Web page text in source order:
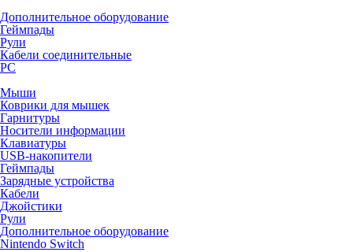
Дополнительное оборудование
Геймпады
Рули
Кабели соединительные
PC
Мыши
Коврики для мышек
Гарнитуры
Носители информации
Клавиатуры
USB-накопители
Геймпады
Зарядные устройства
Кабели
Джойстики
Рули
Дополнительное оборудование
Nintendo Switch